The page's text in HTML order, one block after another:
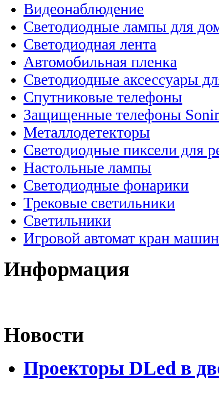
Видеонаблюдение
Светодиодные лампы для
Светодиодная лента
Автомобильная пленка
Светодиодные аксессуары
Спутниковые телефоны
Защищенные телефоны
Металлодетекторы
Светодиодные пиксели для
Настольные лампы
Светодиодные фонарики
Трековые светильники
Светильники
Игровой автомат кран
Информация
Новости
Проекторы DLed в